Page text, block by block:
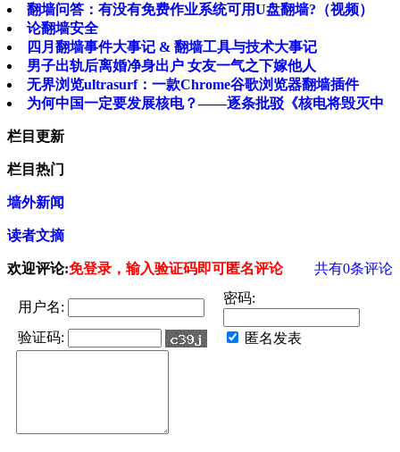
翻墙问答：有没有免费作业系统可用U盘翻墙?（视频）
论翻墙安全
四月翻墙事件大事记 & 翻墙工具与技术大事记
男子出轨后离婚净身出户 女友一气之下嫁他人
无界浏览ultrasurf：一款Chrome谷歌浏览器翻墙插件
为何中国一定要发展核电？——逐条批驳《核电将毁灭中
栏目更新
栏目热门
墙外新闻
读者文摘
欢迎评论:免登录，输入验证码即可匿名评论 共有0条评论
用户名:
密码:
验证码: 匿名发表